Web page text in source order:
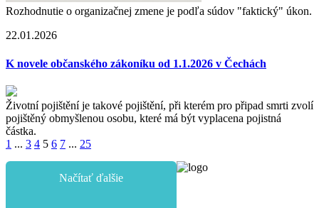
Rozhodnutie o organizačnej zmene je podľa súdov "faktický" úkon.
22.01.2026
K novele občanského zákoníku od 1.1.2026 v Čechách
Životní pojištění je takové pojištění, při kterém pro připad smrti zvolí
pojištěný obmyšlenou osobu, které má být vyplacena pojistná
částka.
1 ... 3 4 5 6 7 ... 25
Načítať ďalšie